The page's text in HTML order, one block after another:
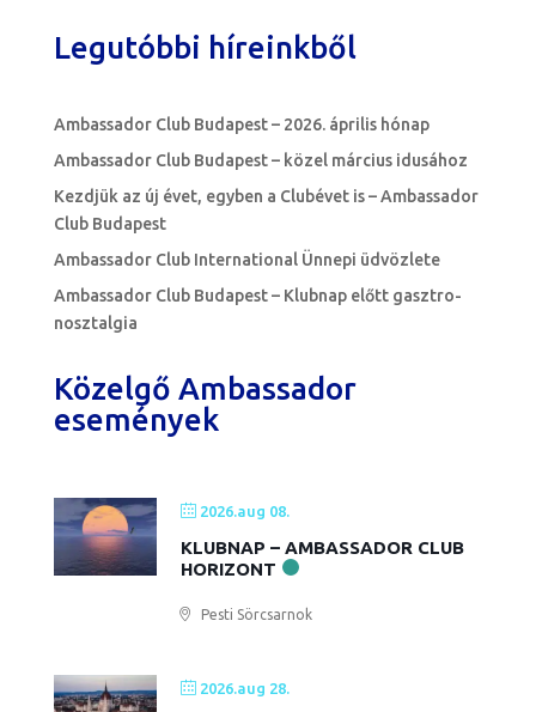
Legutóbbi híreinkből
Ambassador Club Budapest – 2026. április hónap
Ambassador Club Budapest – közel március idusához
Kezdjük az új évet, egyben a Clubévet is – Ambassador
Club Budapest
Ambassador Club International Ünnepi üdvözlete
Ambassador Club Budapest – Klubnap előtt gasztro-
nosztalgia
Közelgő Ambassador
események
2026.aug 08.
KLUBNAP – AMBASSADOR CLUB
HORIZONT
Pesti Sörcsarnok
2026.aug 28.